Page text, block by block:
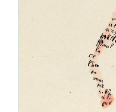
centenaire
Essais &